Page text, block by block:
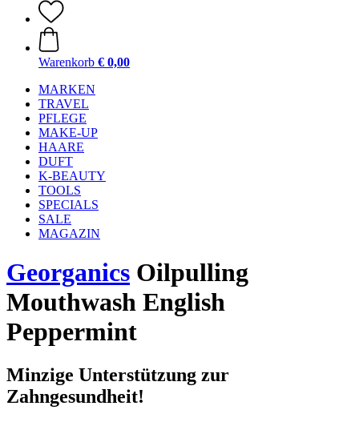
Warenkorb € 0,00
MARKEN
TRAVEL
PFLEGE
MAKE-UP
HAARE
DUFT
K-BEAUTY
TOOLS
SPECIALS
SALE
MAGAZIN
Georganics Oilpulling
Mouthwash English
Peppermint
Minzige Unterstützung zur
Zahngesundheit!